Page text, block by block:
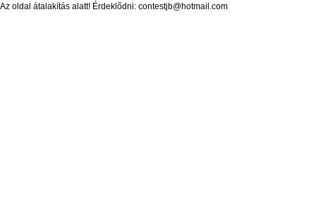
Az oldal átalakítás alatt! Érdeklődni: contestjb@hotmail.com